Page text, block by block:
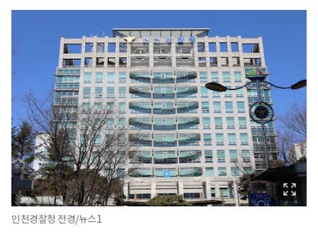
인천경찰청 전경/뉴스1